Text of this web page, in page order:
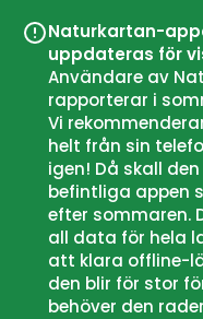
Naturkartan-
uppdateras för
Användare av
rapporterar i
Vi
helt från sin
igen! Då skall
befintliga appen
efter sommaren.
all data för hela
att klara offline-
den blir för stor
behöver den